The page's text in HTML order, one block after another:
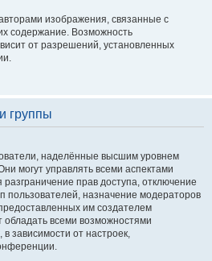
изображения, связанные с
содержание. Возможность
от разрешений, установленных
группы
наделённые высшим уровнем
могут управлять всеми аспектами
прав доступа, отключение
пользователей, назначение модераторов
им создателем
всеми возможностями
зависимости от настроек,